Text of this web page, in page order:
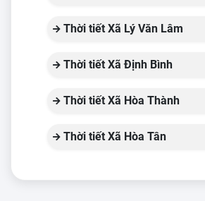
Thời tiết Xã Lý Văn Lâm
Thời tiết Xã Định Bình
Thời tiết Xã Hòa Thành
Thời tiết Xã Hòa Tân